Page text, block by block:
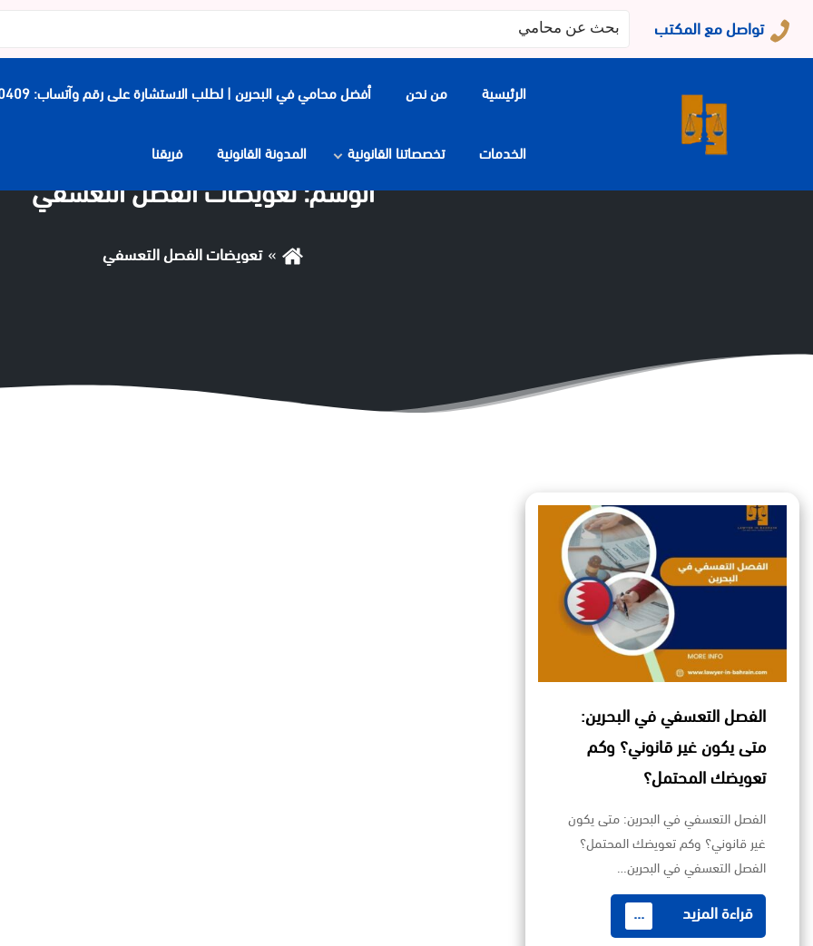
تواصل مع المكتب
البحث
عن:
الرئيسية من نحن أفضل محامي في البحرين | لطلب الاستشارة على رقم وآتساب: 0097339900409
الخدمات تخصصاتنا القانونية المدونة القانونية فريقنا
الوسم:تعويضات الفصل التعسفي
تعويضات الفصل التعسفي
الفصل التعسفي في البحرين:
متى يكون غير قانوني؟ وكم
تعويضك المحتمل؟
الفصل التعسفي في البحرين: متى يكون
غير قانوني؟ وكم تعويضك المحتمل؟
الفصل التعسفي في البحرين…
قراءة المزيد ...